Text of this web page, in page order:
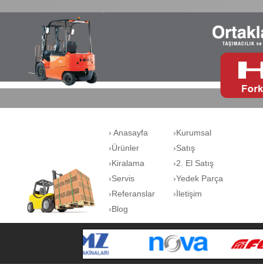
› Anasayfa
›Kurumsal
›Ürünler
›Satış
›Kiralama
›2. El Satış
›Servis
›Yedek Parça
›Referanslar
›İletişim
›Blog